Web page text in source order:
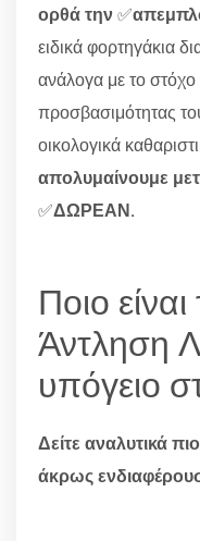
ορθά την✅
ειδικά φορτηγάκια
ανάλογα με το
προσβασιμότητας
οικολογικά
απολυμαίνουμε
✅ΔΩΡΕΑΝ.
Ποιο
Άντληση
υπόγειο
Δείτε αναλυτικά
άκρως